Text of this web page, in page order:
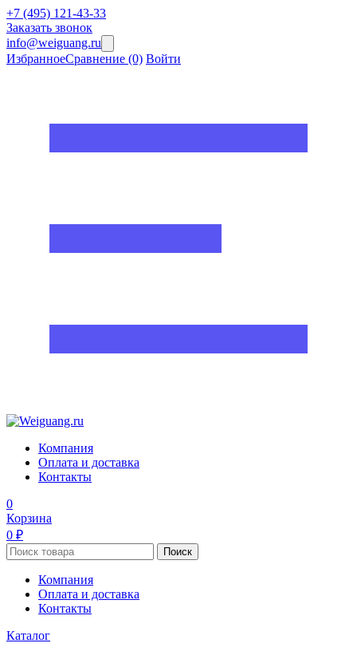
+7 (495) 121-43-33
Заказать звонок
info@weiguang.ru
ИзбранноеСравнение (0) Войти
Компания
Оплата и доставка
Контакты
0
Корзина
0 ₽
Поиск
Компания
Оплата и доставка
Контакты
Каталог